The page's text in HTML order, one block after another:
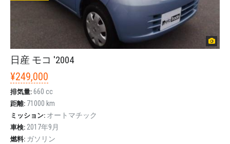
日産 モコ '2004
¥249,000
排気量: 660 cc
距離: 71000 km
ミッション: オートマチック
車検: 2017年9月
燃料: ガソリン